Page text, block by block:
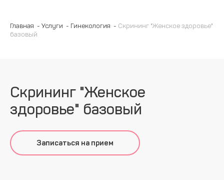
Главная Услуги Гинекология
Скрининг "Женское здоровье"
базовый
Скрининг "Женское
здоровье" базовый
Записаться на прием